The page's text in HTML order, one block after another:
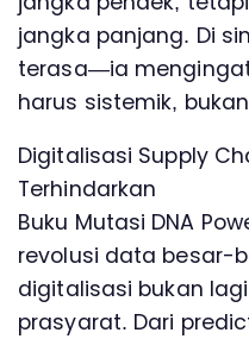
jangka panjang. Di
terasa—ia
harus sistemik,
Digitalisasi Supply
Terhindarkan
Buku Mutasi DNA
revolusi data besar-
digitalisasi bukan
prasyarat. Dari